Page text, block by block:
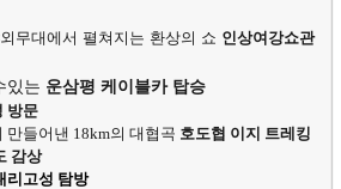
무대에서 펼쳐지는 환상의 쇼 인상여강쇼관
있는 운삼평 케이블카 탑승
방문
들어낸 18km의 대협곡 호도협 이지 트레킹
감상
리고성 탐방